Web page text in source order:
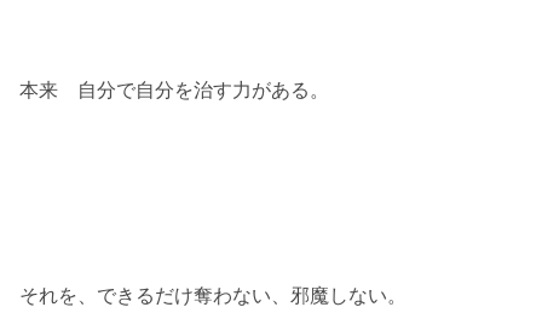
本来 自分で自分を治す力がある。
それを、できるだけ奪わない、邪魔しない。